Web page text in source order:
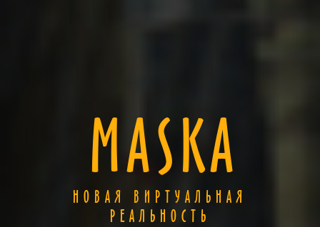
MASKA
НОВАЯ ВИРТУАЛЬНАЯ
РЕАЛЬНОСТЬ